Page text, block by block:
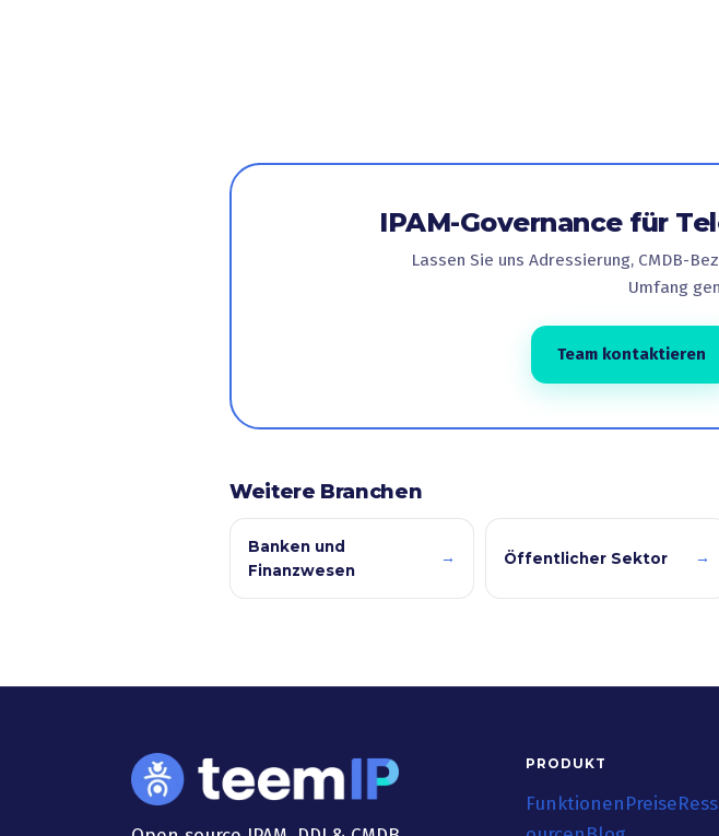
IPAM-Governance für
Lassen Sie uns Adressierung, CMDB-
Umfang
Team kontaktieren
Weitere Branchen
Banken und
Finanzwesen
→ Öffentlicher Sektor →
PRODUKT
FunktionenPreiseRess